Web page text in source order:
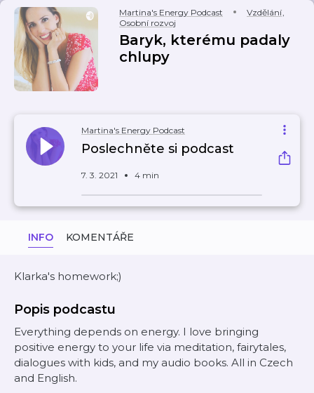
Martina's Energy Podcast Vzdělání,
Osobní rozvoj
Baryk, kterému padaly
chlupy
Martina's Energy Podcast
Poslechněte si podcast
7. 3. 2021 4 min
INFO KOMENTÁŘE
Klarka's homework;)
Popis podcastu
Everything depends on energy. I love bringing
positive energy to your life via meditation, fairytales,
dialogues with kids, and my audio books. All in Czech
and English.